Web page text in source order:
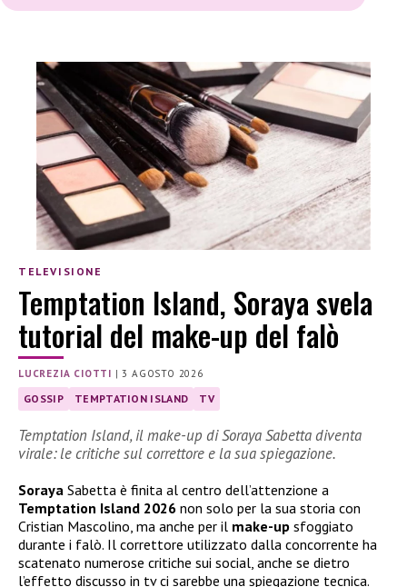
TELEVISIONE
Temptation Island, Soraya svela
tutorial del make-up del falò
LUCREZIA CIOTTI |3 AGOSTO 2026
GOSSIP TEMPTATION ISLAND TV
Temptation Island, il make-up di Soraya Sabetta diventa
virale: le critiche sul correttore e la sua spiegazione.
Soraya Sabetta è finita al centro dell’attenzione a
Temptation Island 2026 non solo per la sua storia con
Cristian Mascolino, ma anche per il make-up sfoggiato
durante i falò. Il correttore utilizzato dalla concorrente ha
scatenato numerose critiche sui social, anche se dietro
l’effetto discusso in tv ci sarebbe una spiegazione tecnica.